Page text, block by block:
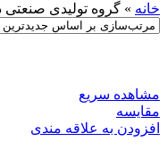
خانه » گروه تولیدی صنعتی
مشاهده سریع
مقایسه
افزودن به علاقه مندی